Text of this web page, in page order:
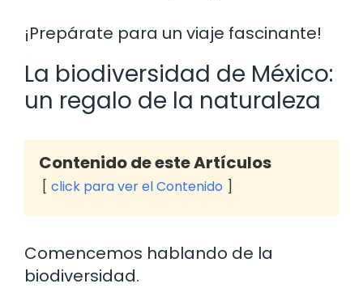
¡Prepárate para un viaje fascinante!
La biodiversidad de México:
un regalo de la naturaleza
Contenido de este Artículos
click para ver el Contenido
Comencemos hablando de la
biodiversidad.